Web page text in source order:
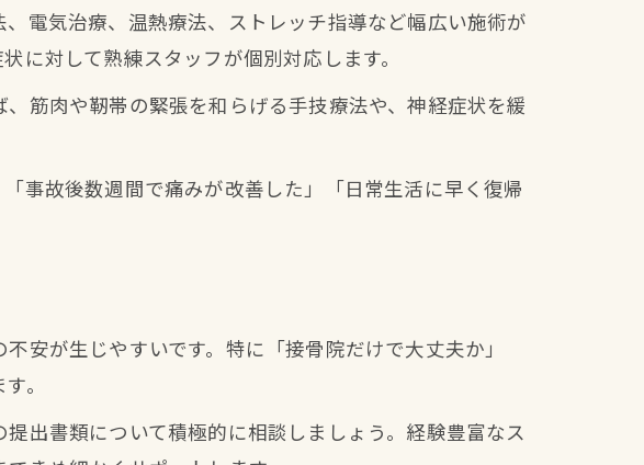
電気治療、温熱療法、ストレッチ指導など幅広い施術が
に対して熟練スタッフが個別対応します。
筋肉や靭帯の緊張を和らげる手技療法や、神経症状を緩
事故後数週間で痛みが改善した」「日常生活に早く復帰
安が生じやすいです。特に「接骨院だけで大丈夫か」
。
出書類について積極的に相談しましょう。経験豊富なス